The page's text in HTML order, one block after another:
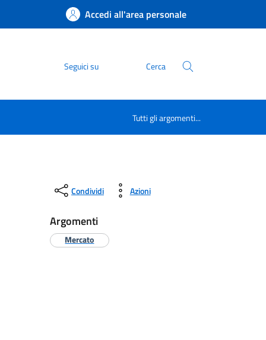
Accedi all'area personale
Seguici su Cerca
Tutti gli argomenti...
Condividi Azioni
Argomenti
Mercato